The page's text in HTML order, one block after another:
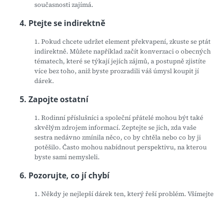
současnosti zajímá.
4. Ptejte se indirektně
1. Pokud chcete udržet element překvapení, zkuste se ptát
indirektně. Můžete například začít konverzaci o obecných
tématech, které se týkají jejích zájmů, a postupně zjistíte
více bez toho, aniž byste prozradili váš úmysl koupit jí
dárek.
5. Zapojte ostatní
1. Rodinní příslušníci a společní přátelé mohou být také
skvělým zdrojem informací. Zeptejte se jich, zda vaše
sestra nedávno zmínila něco, co by chtěla nebo co by ji
potěšilo. Často mohou nabídnout perspektivu, na kterou
byste sami nemysleli.
6. Pozorujte, co jí chybí
1. Někdy je nejlepší dárek ten, který řeší problém. Všímejte